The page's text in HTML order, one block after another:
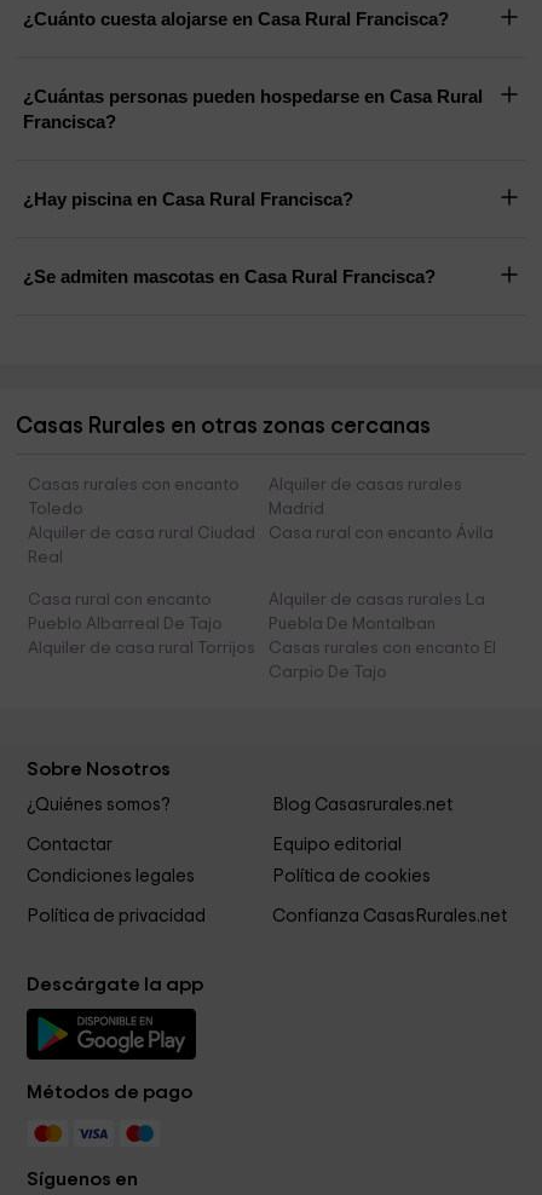
¿Cuánto cuesta alojarse en Casa Rural Francisca?
¿Cuántas personas pueden hospedarse en Casa Rural
Francisca?
¿Hay piscina en Casa Rural Francisca?
¿Se admiten mascotas en Casa Rural Francisca?
Casas Rurales en otras zonas cercanas
Casas rurales con encanto
Toledo
Alquiler de casas rurales
Madrid
Alquiler de casa rural Ciudad
Real
Casa rural con encanto Ávila
Casa rural con encanto
Pueblo Albarreal De Tajo
Alquiler de casas rurales La
Puebla De Montalban
Alquiler de casa rural Torrijos
Casas rurales con encanto El
Carpio De Tajo
Sobre Nosotros
¿Quiénes somos? Blog Casasrurales.net
Contactar
Equipo editorial
Condiciones legales
Política de cookies
Política de privacidad Confianza CasasRurales.net
Descárgate la app
Métodos de pago
Síguenos en